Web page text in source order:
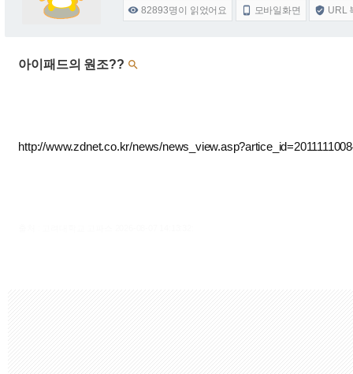
 82893명이 읽었어요  모바일화면  URL
아이패드의 원조?? 
http://www.zdnet.co.kr/news/